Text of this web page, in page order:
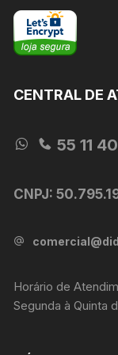
CENTRAL DE
55 11
CNPJ:
Horário de
Segunda à Quinta